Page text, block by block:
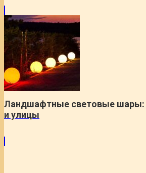
Ландшафтные световые шары:
и улицы